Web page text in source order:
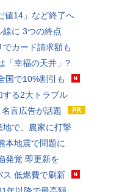
値14」など終了へ
線に 3つの終点
カード請求額も
「幸福の天井」?
国で10%割引も
する2大トラブル
言広告が話題
地で、農家に打撃
本地震で問題に
発覚 即更新を
ス 低燃費で刷新